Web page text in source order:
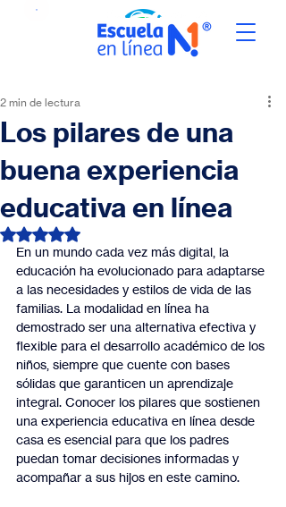
Los pilares de una
buena experiencia
educativa en línea
2 min de lectura
Obtuvo NaN de 5 estrellas.
En un mundo cada vez más digital, la
educación ha evolucionado para adaptarse
a las necesidades y estilos de vida de las
familias. La modalidad en línea ha
demostrado ser una alternativa efectiva y
flexible para el desarrollo académico de los
niños, siempre que cuente con bases
sólidas que garanticen un aprendizaje
integral. Conocer los pilares que sostienen
una experiencia educativa en línea desde
casa es esencial para que los padres
puedan tomar decisiones informadas y
acompañar a sus hijos en este camino.